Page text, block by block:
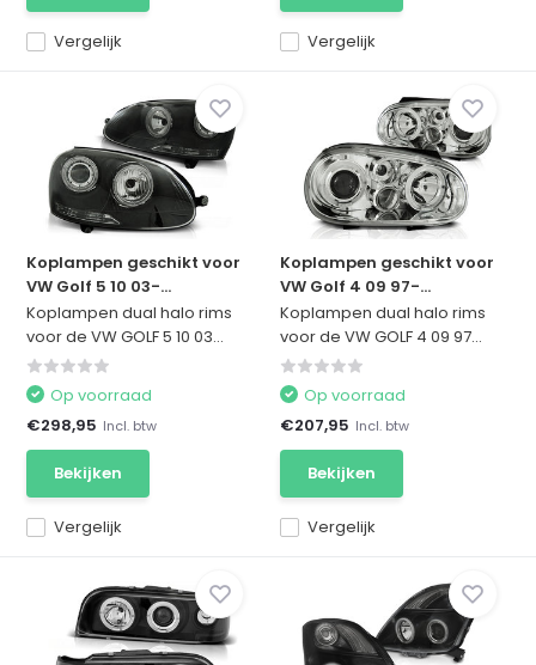
Vergelijk Vergelijk
Koplampen geschikt voor
VW Golf 5 10 03-...
Koplampen dual halo rims
voor de VW GOLF 5 10 03...
Vergelijk
Op voorraad
€298,95 Incl. btw
Bekijken
Koplampen geschikt voor
VW Golf 4 09 97-...
Koplampen dual halo rims
voor de VW GOLF 4 09 97...
Vergelijk
Op voorraad
€207,95 Incl. btw
Bekijken